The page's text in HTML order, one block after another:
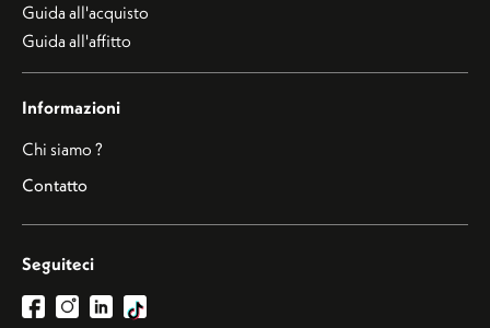
Guida all'acquisto
Guida all'affitto
Informazioni
Chi siamo ?
Contatto
Seguiteci